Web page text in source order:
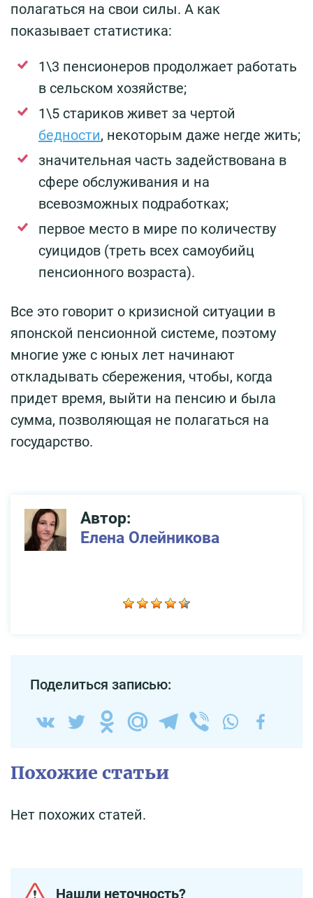
полагаться на свои силы. А как
показывает статистика:
1\3 пенсионеров продолжает работать
в сельском хозяйстве;
1\5 стариков живет за чертой
бедности, некоторым даже негде жить;
значительная часть задействована в
сфере обслуживания и на
всевозможных подработках;
первое место в мире по количеству
суицидов (треть всех самоубийц
пенсионного возраста).
Все это говорит о кризисной ситуации в
японской пенсионной системе, поэтому
многие уже с юных лет начинают
откладывать сбережения, чтобы, когда
придет время, выйти на пенсию и была
сумма, позволяющая не полагаться на
государство.
Автор:
Елена Олейникова
Поделиться записью:
Похожие статьи
Нет похожих статей.
Нашли неточность?